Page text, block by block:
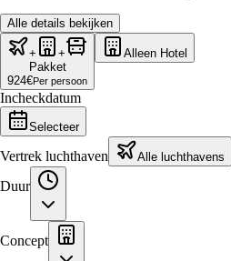
Alle details bekijken
+
+
Pakket
924€Per persoon
Alleen Hotel
Incheckdatum
Selecteer
Vertrek luchthaven Alle luchthavens
Duur
Concept